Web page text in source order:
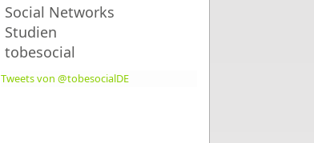
Social Networks
Studien
tobesocial
Tweets von @tobesocialDE